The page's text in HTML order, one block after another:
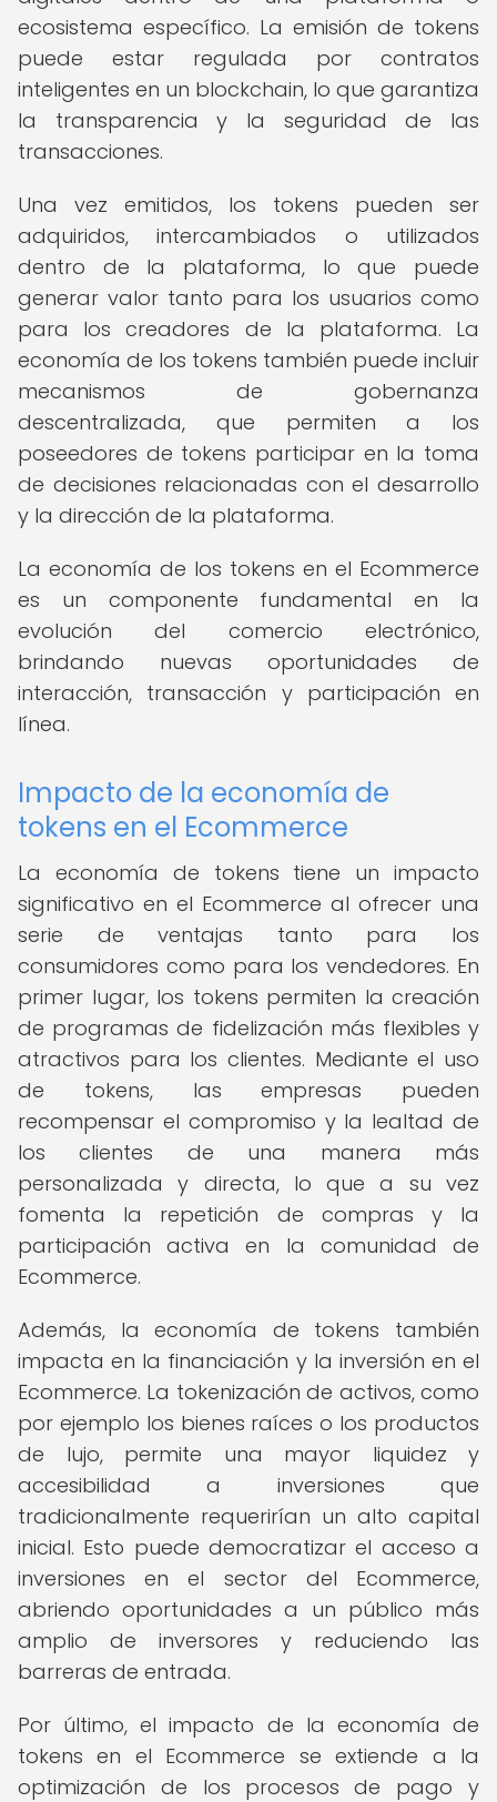
ecosistema específico. La emisión de tokens
puede estar regulada por contratos
inteligentes en un blockchain, lo que garantiza
la transparencia y la seguridad de las
transacciones.
Una vez emitidos, los tokens pueden ser
adquiridos, intercambiados o utilizados
dentro de la plataforma, lo que puede
generar valor tanto para los usuarios como
para los creadores de la plataforma. La
economía de los tokens también puede incluir
mecanismos de gobernanza
descentralizada, que permiten a los
poseedores de tokens participar en la toma
de decisiones relacionadas con el desarrollo
y la dirección de la plataforma.
La economía de los tokens en el Ecommerce
es un componente fundamental en la
evolución del comercio electrónico,
brindando nuevas oportunidades de
interacción, transacción y participación en
línea.
Impacto de la economía de
tokens en el Ecommerce
La economía de tokens tiene un impacto
significativo en el Ecommerce al ofrecer una
serie de ventajas tanto para los
consumidores como para los vendedores. En
primer lugar, los tokens permiten la creación
de programas de fidelización más flexibles y
atractivos para los clientes. Mediante el uso
de tokens, las empresas pueden
recompensar el compromiso y la lealtad de
los clientes de una manera más
personalizada y directa, lo que a su vez
fomenta la repetición de compras y la
participación activa en la comunidad de
Ecommerce.
Además, la economía de tokens también
impacta en la financiación y la inversión en el
Ecommerce. La tokenización de activos, como
por ejemplo los bienes raíces o los productos
de lujo, permite una mayor liquidez y
accesibilidad a inversiones que
tradicionalmente requerirían un alto capital
inicial. Esto puede democratizar el acceso a
inversiones en el sector del Ecommerce,
abriendo oportunidades a un público más
amplio de inversores y reduciendo las
barreras de entrada.
Por último, el impacto de la economía de
tokens en el Ecommerce se extiende a la
optimización de los procesos de pago y